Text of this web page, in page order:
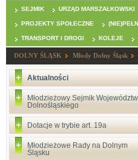
SEJMIK URZĄD MARSZAŁKOWSKI
PROJEKTY SPOŁECZNE
TRANSPORT I DROGI KOLEJE
DOLNY ŚLĄSK Młody Dolny Śląsk
Aktualności
Młodzieżowy Sejmik
Dolnośląskiego
Dotacje w trybie art. 19a
Młodzieżowe Rady na Dolnym
Śląsku